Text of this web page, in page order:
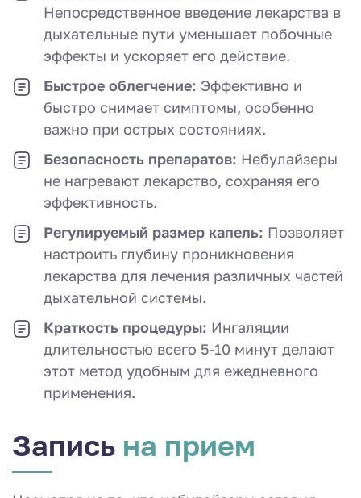
Непосредственное введение лекарства в
дыхательные пути уменьшает побочные
эффекты и ускоряет его действие.
Быстрое облегчение: Эффективно и
быстро снимает симптомы, особенно
важно при острых состояниях.
Безопасность препаратов: Небулайзеры
не нагревают лекарство, сохраняя его
эффективность.
Регулируемый размер капель: Позволяет
настроить глубину проникновения
лекарства для лечения различных частей
дыхательной системы.
Краткость процедуры: Ингаляции
длительностью всего 5-10 минут делают
этот метод удобным для ежедневного
применения.
Запись на прием